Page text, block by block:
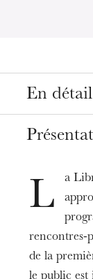
En détail
Lieux
Librairie Kléber
15sept.
Tarifs
L
a
rencontres-
de la